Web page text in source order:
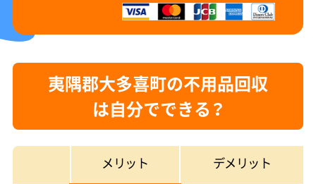
夷隅郡大多喜町の不用品回収
は自分でできる？
メリット デメリット